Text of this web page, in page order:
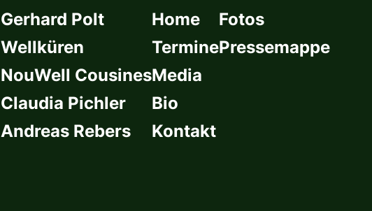
Gerhard Polt
Wellküren
NouWell Cousines
Claudia Pichler
Andreas Rebers
Home
Termine
Media
Bio
Kontakt
Fotos
Pressemappe